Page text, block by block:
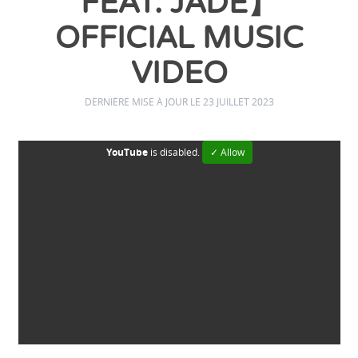
OFFICIAL MUSIC
VIDEO
DERNIÈRE MISE À JOUR LE 23 JUILLET 2023
YouTubeis disabled. ✓ Allow